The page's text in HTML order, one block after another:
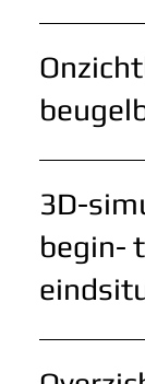
De dunne,
passen
Niemand
draagt.
3D-
begin-
Vooraf